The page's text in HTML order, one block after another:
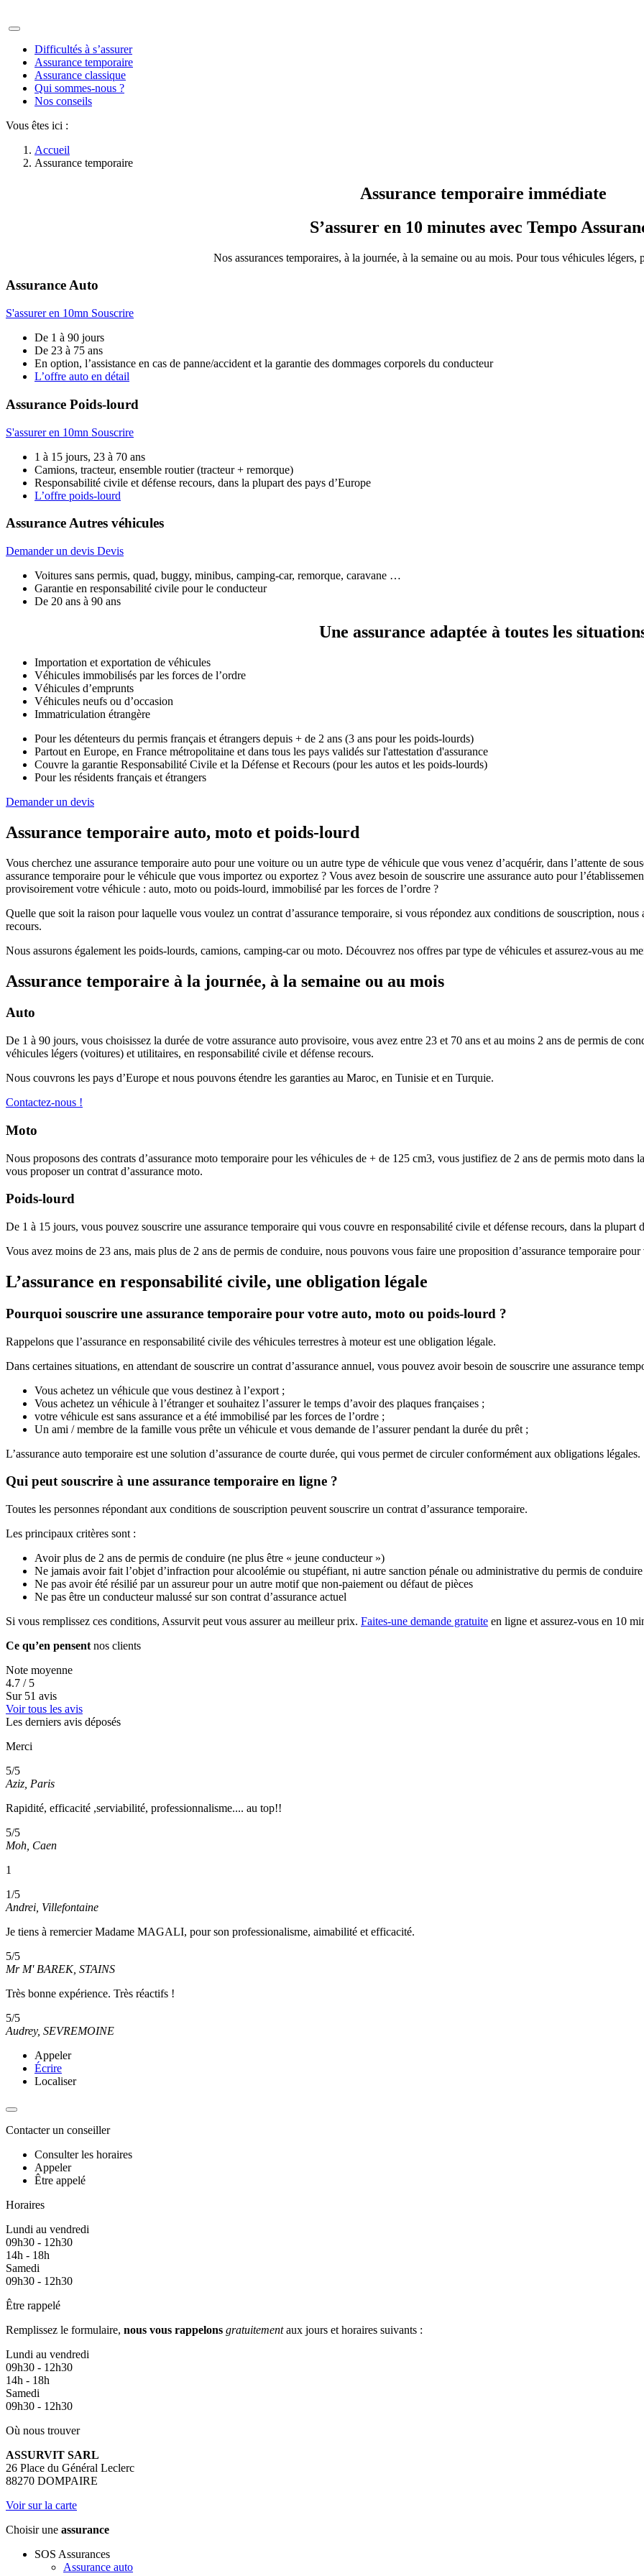
Difficultés à s’assurer
Assurance temporaire
Assurance classique
Qui sommes-nous ?
Nos conseils
Vous êtes ici :
Accueil
Assurance temporaire
Assurance temporaire immédiate
S’assurer en 10 minutes avec Tempo
Nos assurances temporaires, à la journée, à la semaine ou au mois. Pour tous véhicules légers,
AssuranceAuto
S'assurer en 10mn Souscrire
De 1 à 90 jours
De 23 à 75 ans
En option, l’assistance en cas de panne/accident et la garantie des dommages corporels du conducteur
L’offre auto en détail
Assurance Poids-lourd
S'assurer en 10mn Souscrire
1 à 15 jours, 23 à 70 ans
Camions, tracteur, ensemble routier (tracteur + remorque)
Responsabilité civile et défense recours, dans la plupart des pays d’Europe
L’offre poids-lourd
AssuranceAutres véhicules
Demander un devis Devis
Voitures sans permis, quad, buggy, minibus, camping-car, remorque, caravane …
Garantie en responsabilité civile pour le conducteur
De 20 ans à 90 ans
Une assurance adaptée à toutes les
Importation et exportation de véhicules
Véhicules immobilisés par les forces de l’ordre
Véhicules d’emprunts
Véhicules neufs ou d’occasion
Immatriculation étrangère
Pour les détenteurs du permis français et étrangers depuis + de 2 ans (3 ans pour les poids-lourds)
Partout en Europe, en France métropolitaine et dans tous les pays validés sur l'attestation d'assurance
Couvre la garantie Responsabilité Civile et la Défense et Recours (pour les autos et les poids-lourds)
Pour les résidents français et étrangers
Demander un devis
Assurance temporaire auto, moto et poids-lourd
Vous cherchez une assurance temporaire auto pour une voiture ou un autre type de véhicule que vous venez d’acquérir, dans l’attente de
assurance temporaire pour le véhicule que vous importez ou exportez ? Vous avez besoin de souscrire une assurance auto pour
provisoirement votre véhicule : auto, moto ou poids-lourd, immobilisé par les forces de l’ordre ?
Quelle que soit la raison pour laquelle vous voulez un contrat d’assurance temporaire, si vous répondez aux conditions de souscription,
recours.
Nous assurons également les poids-lourds, camions, camping-car ou moto. Découvrez nos offres par type de véhicules et assurez-vous au
Assurance temporaire à la journée, à la semaine ou au mois
Auto
De 1 à 90 jours, vous choisissez la durée de votre assurance auto provisoire, vous avez entre 23 et 70 ans et au moins 2 ans de permis de
véhicules légers (voitures) et utilitaires, en responsabilité civile et défense recours.
Nous couvrons les pays d’Europe et nous pouvons étendre les garanties au Maroc, en Tunisie et en Turquie.
Contactez-nous !
Moto
Nous proposons des contrats d’assurance moto temporaire pour les véhicules de + de 125 cm3, vous justifiez de 2 ans de permis moto
vous proposer un contrat d’assurance moto.
Poids-lourd
De 1 à 15 jours, vous pouvez souscrire une assurance temporaire qui vous couvre en responsabilité civile et défense recours, dans la plupart
Vous avez moins de 23 ans, mais plus de 2 ans de permis de conduire, nous pouvons vous faire une proposition d’assurance temporaire
L’assurance en responsabilité civile, une obligation légale
Pourquoi souscrire une assurance temporaire pour votre auto, moto ou poids-lourd ?
Rappelons que l’assurance en responsabilité civile des véhicules terrestres à moteur est une obligation légale.
Dans certaines situations, en attendant de souscrire un contrat d’assurance annuel, vous pouvez avoir besoin de souscrire une assurance
Vous achetez un véhicule que vous destinez à l’export ;
Vous achetez un véhicule à l’étranger et souhaitez l’assurer le temps d’avoir des plaques françaises ;
votre véhicule est sans assurance et a été immobilisé par les forces de l’ordre ;
Un ami / membre de la famille vous prête un véhicule et vous demande de l’assurer pendant la durée du prêt ;
L’assurance auto temporaire est une solution d’assurance de courte durée, qui vous permet de circuler conformément aux obligations légales.
Qui peut souscrire à une assurance temporaire en ligne ?
Toutes les personnes répondant aux conditions de souscription peuvent souscrire un contrat d’assurance temporaire.
Les principaux critères sont :
Avoir plus de 2 ans de permis de conduire (ne plus être « jeune conducteur »)
Ne jamais avoir fait l’objet d’infraction pour alcoolémie ou stupéfiant, ni autre sanction pénale ou administrative du permis de conduire
Ne pas avoir été résilié par un assureur pour un autre motif que non-paiement ou défaut de pièces
Ne pas être un conducteur malussé sur son contrat d’assurance actuel
Si vous remplissez ces conditions, Assurvit peut vous assurer au meilleur prix. Faites-une demande gratuite en ligne et assurez-vous en 10
Ce qu’en pensent nos clients
Note moyenne
4.7 / 5
Sur 51 avis
Voir tous les avis
Les derniers avis déposés
Merci
5/5
Aziz, Paris
Rapidité, efficacité ,serviabilité, professionnalisme.... au top!!
5/5
Moh, Caen
1
1/5
Andrei, Villefontaine
Je tiens à remercier Madame MAGALI, pour son professionalisme, aimabilité et efficacité.
5/5
Mr M' BAREK, STAINS
Très bonne expérience. Très réactifs !
5/5
Audrey, SEVREMOINE
Appeler
Écrire
Localiser
Contacter un conseiller
Consulter les horaires
Appeler
Être appelé
Horaires
Lundi au vendredi
09h30 - 12h30
14h - 18h
Samedi
09h30 - 12h30
Être rappelé
Remplissez le formulaire, nous vous rappelons gratuitementaux jours et horaires suivants :
Lundi au vendredi
09h30 - 12h30
14h - 18h
Samedi
09h30 - 12h30
Où nous trouver
ASSURVIT SARL
26 Place du Général Leclerc
88270 DOMPAIRE
Voir sur la carte
Choisir une assurance
SOS Assurances
Assurance auto